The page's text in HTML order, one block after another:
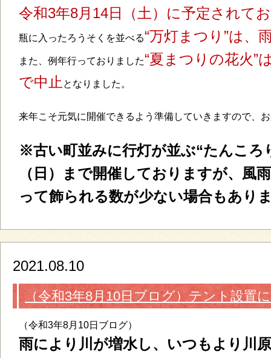
令和3年8月14日（土）に予定されて
瓶に入ったろうそくを並べる“万灯まつり”は、
また、例年行っておりました“夏まつりの花火”
で中止 となりました。
来年こそ元気に開催できるよう準備していきますので、
※古い町並みに行灯が並ぶ“たんころ
（日）まで開催しておりますが、風
って飾られる数が少ない場合もあり
2021.08.10
（令和3年8月10日ブログ）テント設置
（令和3年8月10日ブログ）
雨により川が増水し、いつもより川